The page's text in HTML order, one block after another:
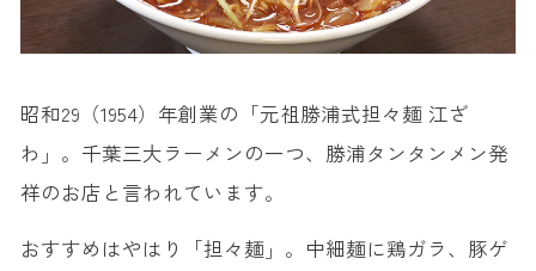
昭和29（1954）年創業の「元祖勝浦式担々麺 江ざ
わ」。千葉三大ラーメンの一つ、勝浦タンタンメン発
祥のお店と言われています。
おすすめはやはり「担々麺」。中細麺に鶏ガラ、豚ゲ